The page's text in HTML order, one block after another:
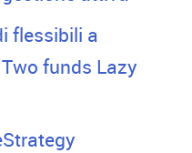
flessibili a
funds Lazy